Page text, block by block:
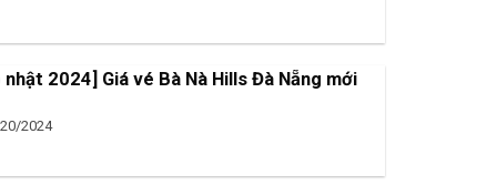
nhật 2024] Giá vé Bà Nà Hills Đà Nẵng mới
2024